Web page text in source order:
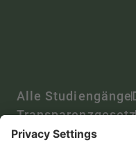
Alle Studiengänge
Transparenzgesetz
Impressum